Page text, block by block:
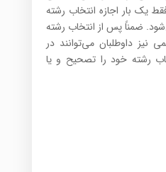
یک بار اجازه انتخاب رشته
ضمناً پس از انتخاب رشته
رسید ۱۵ رقمی نیز داوطلبان می‌توانند در
رشته خود را تصحیح و یا